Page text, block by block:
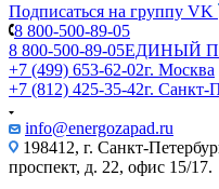
Подписаться на группу VK
8 800-500-89-05
8 800-500-89-05ЕДИНЫЙ
+7 (499) 653-62-02г. Москва
+7 (812) 425-35-42г. Санкт-
info@energozapad.ru
198412, г. Санкт-
проспект, д. 22, офис 15/17.